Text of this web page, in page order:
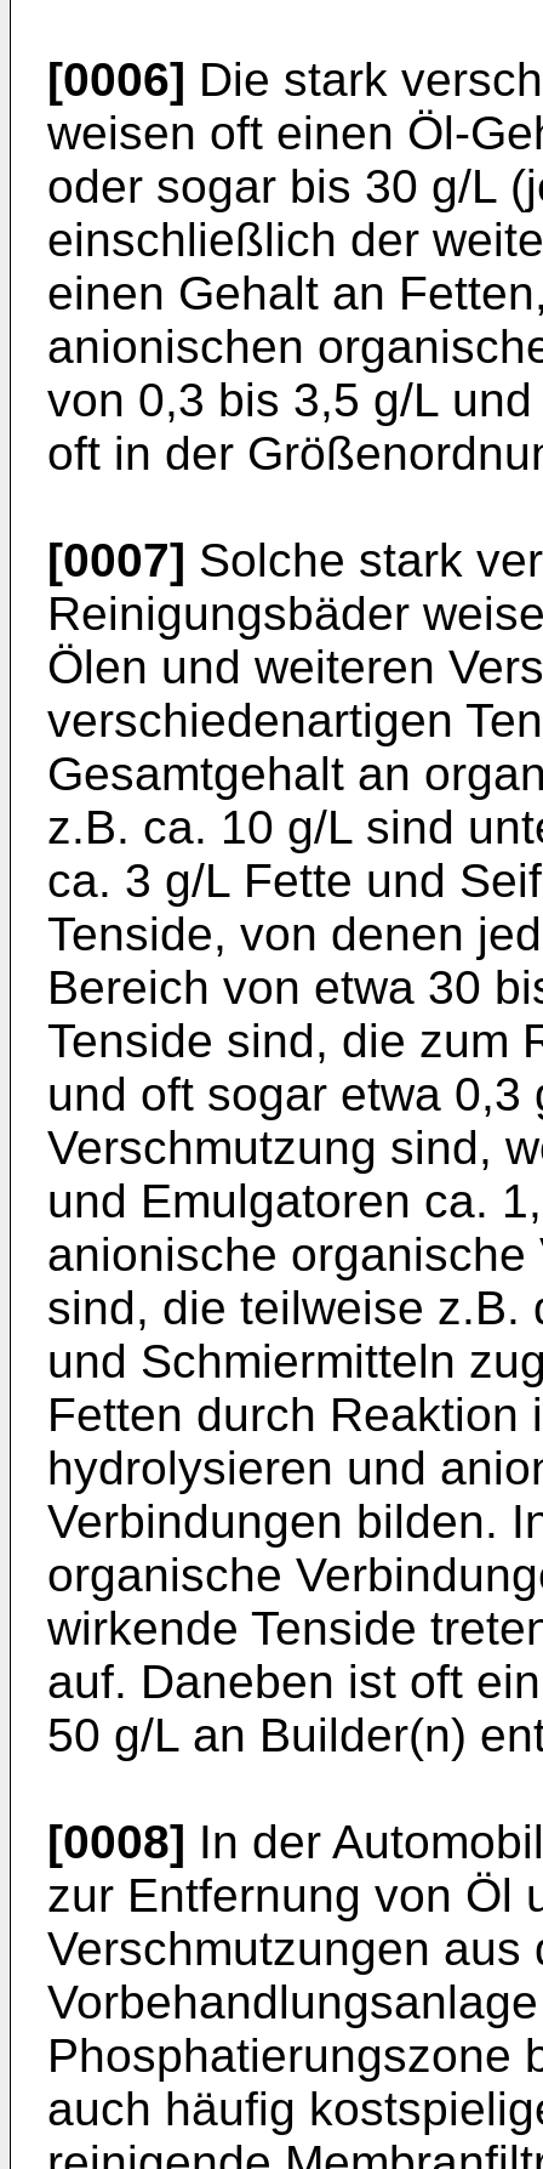
[0006] Die stark
weisen oft einen Öl-
oder sogar bis 30 g/L
einschließlich der
einen Gehalt an
anionischen
von 0,3 bis 3,5 g/L
oft in der
[0007] Solche stark
Reinigungsbäder
Ölen und weiteren
verschiedenartigen
Gesamtgehalt an
z.B. ca. 10 g/L sind
ca. 3 g/L Fette und
Tenside, von denen
Bereich von etwa 30
Tenside sind, die zum
und oft sogar etwa 0,3
Verschmutzung sind,
und Emulgatoren ca.
anionische
sind, die teilweise z.B.
und Schmiermitteln
Fetten durch Reaktion
hydrolysieren und
Verbindungen bilden.
organische
wirkende Tenside
auf. Daneben ist oft
50 g/L an Builder(n)
[0008] In der
zur Entfernung von Öl
Verschmutzungen aus
Phosphatierungszone
auch häufig